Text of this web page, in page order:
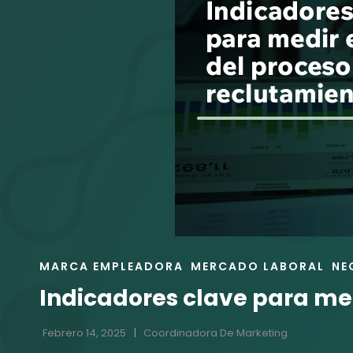
ENLACES
LAS
MARCA EMPLEADORA MERCADO LABORAL
Indicadores clave para
Febrero 14, 2025 Coordinadora De Marketing